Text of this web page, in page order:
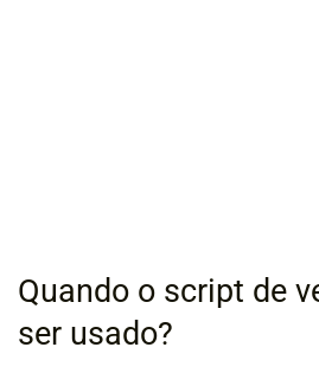
Quando o script de
ser usado?